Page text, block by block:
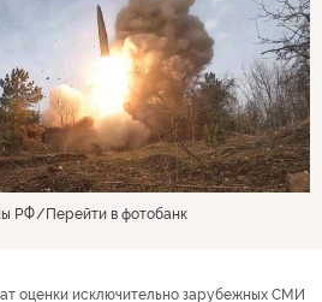
РФ Перейти в фотобанк
оценки исключительно зарубежных СМИ